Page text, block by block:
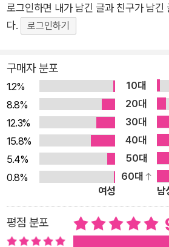
자로는 폭발한다. 체르노빌 원전 폭발이
은 많은 매체에서 다뤄진 바 있다. 하지
발생했다는 사실은 잘 알려지지 않았다.
의 폐쇄된 도시 오제르스크 원자력 발전
가 폭발하여 160톤의 콘크리트 덮개를
출한 사고가 있었다. 당시 해당 지역의
지역에서 이주해야 했고, 주민들이 사
파묻었으며, 해당 지역은 폐쇄되었다.
전 사고에 대한 정보 공표를 막았고, 해
래 완벽하게 은폐되었다. 1975년 레닌그라드 원전에서는 RBM
K 원자로의 결함으로 인해 가동 중지 후
적으로 증가해 연료 채널 하나가 용융되
되는 사고가 일어났다. 사고 이후
로그인하면 내가 남긴 글과 친구가 남긴
다.
로그인하기
구매자 분포
1.2% 10대
8.8%
20대
12.3%
30대
15.8%
40대
5.4%
50대
0.8%
60대
여성
남
평점 분포